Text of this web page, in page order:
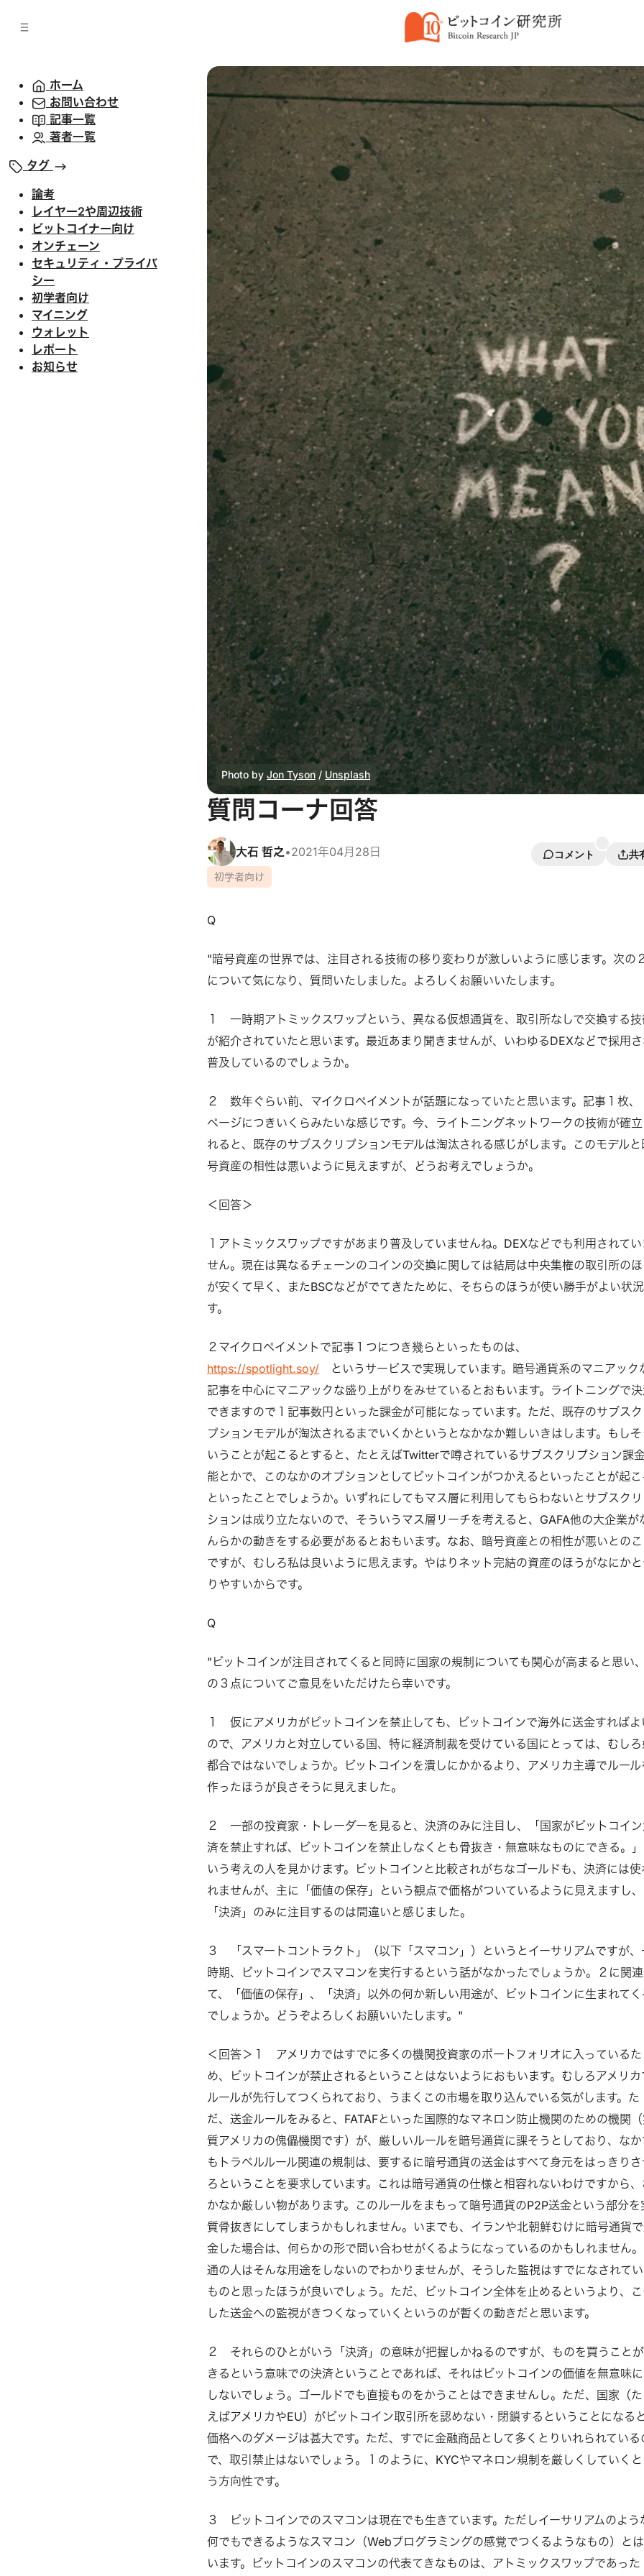
ホーム
お問い合わせ
記事一覧
著者一覧
タグ
論考
レイヤー2や周辺技術
ビットコイナー向け
オンチェーン
セキュリティ・プライバ
シー
初学者向け
マイニング
ウォレット
レポート
お知らせ
Photo by Jon Tyson / Unsplash
質問コーナ回答
大石 哲之•2021年04月28日 コメント
共
初学者向け
Q
"暗号資産の世界では、注目される技術の移り変わりが激しいように感じます。次の
について気になり、質問いたしました。よろしくお願いいたします。
１ 一時期アトミックスワップという、異なる仮想通貨を、取引所なしで交換する
が紹介されていたと思います。最近あまり聞きませんが、いわゆるDEXなどで採用
普及しているのでしょうか。
２ 数年ぐらい前、マイクロペイメントが話題になっていたと思います。記事１枚、
ページにつきいくらみたいな感じです。今、ライトニングネットワークの技術が確立
れると、既存のサブスクリプションモデルは淘汰される感じがします。このモデルと
号資産の相性は悪いように見えますが、どうお考えでしょうか。
＜回答＞
１アトミックスワップですがあまり普及していませんね。DEXなどでも利用されてい
せん。現在は異なるチェーンのコインの交換に関しては結局は中央集権の取引所のほ
が安くて早く、またBSCなどがでてきたために、そちらのほうが使い勝手がよい状
す。
２マイクロペイメントで記事１つにつき幾らといったものは、
https://spotlight.soy/ というサービスで実現しています。暗号通貨系のマニアック
記事を中心にマニアックな盛り上がりをみせているとおもいます。ライトニングで
できますので１記事数円といった課金が可能になっています。ただ、既存のサブスク
プションモデルが淘汰されるまでいくかというとなかなか難しいきはします。もしそ
いうことが起こるとすると、たとえばTwitterで噂されているサブスクリプション課
能とかで、このなかのオプションとしてビットコインがつかえるといったことが起こ
といったことでしょうか。いずれにしてもマス層に利用してもらわないとサブスク
ションは成り立たないので、そういうマス層リーチを考えると、GAFA他の大企業が
んらかの動きをする必要があるとおもいます。なお、暗号資産との相性が悪いとのこ
ですが、むしろ私は良いように思えます。やはりネット完結の資産のほうがなにか
りやすいからです。
Q
"ビットコインが注目されてくると同時に国家の規制についても関心が高まると思い
の３点についてご意見をいただけたら幸いです。
１ 仮にアメリカがビットコインを禁止しても、ビットコインで海外に送金すればよ
ので、アメリカと対立している国、特に経済制裁を受けている国にとっては、むし
都合ではないでしょうか。ビットコインを潰しにかかるより、アメリカ主導でルール
作ったほうが良さそうに見えました。
２ 一部の投資家・トレーダーを見ると、決済のみに注目し、「国家がビットコイ
済を禁止すれば、ビットコインを禁止しなくとも骨抜き・無意味なものにできる。」
いう考えの人を見かけます。ビットコインと比較されがちなゴールドも、決済には使
れませんが、主に「価値の保存」という観点で価格がついているように見えますし、
「決済」のみに注目するのは間違いと感じました。
３ 「スマートコントラクト」（以下「スマコン」）というとイーサリアムですが、
時期、ビットコインでスマコンを実行するという話がなかったでしょうか。２に関
て、「価値の保存」、「決済」以外の何か新しい用途が、ビットコインに生まれてく
でしょうか。どうぞよろしくお願いいたします。"
＜回答＞１ アメリカではすでに多くの機関投資家のポートフォリオに入っているた
め、ビットコインが禁止されるということはないようにおもいます。むしろアメリカ
ルールが先行してつくられており、うまくこの市場を取り込んでいる気がします。た
だ、送金ルールをみると、FATAFといった国際的なマネロン防止機関のための機関
質アメリカの傀儡機関です）が、厳しいルールを暗号通貨に課そうとしており、なか
もトラベルルール関連の規制は、要するに暗号通貨の送金はすべて身元をはっきりさ
ろということを要求しています。これは暗号通貨の仕様と相容れないわけですから、
かなか厳しい物があります。このルールをまもって暗号通貨のP2P送金という部分を
質骨抜きにしてしまうかもしれません。いまでも、イランや北朝鮮むけに暗号通貨
金した場合は、何らかの形で問い合わせがくるようになっているのかもしれません
通の人はそんな用途をしないのでわかりませんが、そうした監視はすでになされて
ものと思ったほうが良いでしょう。ただ、ビットコイン全体を止めるというより、こ
した送金への監視がきつくなっていくというのが暫くの動きだと思います。
２ それらのひとがいう「決済」の意味が把握しかねるのですが、ものを買うこと
きるという意味での決済ということであれば、それはビットコインの価値を無意味
しないでしょう。ゴールドでも直接ものをかうことはできませんし。ただ、国家（た
えばアメリカやEU）がビットコイン取引所を認めない・閉鎖するということになると
価格へのダメージは甚大です。ただ、すでに金融商品として多くとりいれられている
で、取引禁止はないでしょう。１のように、KYCやマネロン規制を厳しくしていく
う方向性です。
３ ビットコインでのスマコンは現在でも生きています。ただしイーサリアムのよう
何でもできるようなスマコン（Webプログラミングの感覚でつくるようなもの）と
います。ビットコインのスマコンの代表てきなものは、アトミックスワップであった